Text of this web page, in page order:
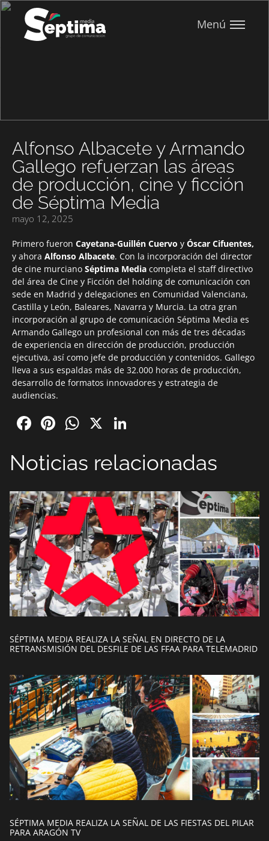
Alfonso Albacete y Armando
Gallego refuerzan las áreas
de producción, cine y ficción
de Séptima Media
mayo 12, 2025
Primero fueron Cayetana-Guillén Cuervo y Óscar Cifuentes,
y ahora Alfonso Albacete. Con la incorporación del director
de cine murciano Séptima Media completa el staff directivo
del área de Cine y Ficción del holding de comunicación con
sede en Madrid y delegaciones en Comunidad Valenciana,
Castilla y León, Baleares, Navarra y Murcia. La otra gran
incorporación al grupo de comunicación Séptima Media es
Armando Gallego un profesional con más de tres décadas
de experiencia en dirección de producción, producción
ejecutiva, así como jefe de producción y contenidos. Gallego
lleva a sus espaldas más de 32.000 horas de producción,
desarrollo de formatos innovadores y estrategia de
audiencias.
Facebook
Pinterest
WhatsApp
X
Noticias relacionadas
SÉPTIMA MEDIA REALIZA LA SEÑAL EN DIRECTO DE LA
RETRANSMISIÓN DEL DESFILE DE LAS FFAA PARA TELEMADRID
SÉPTIMA MEDIA REALIZA LA SEÑAL DE LAS FIESTAS DEL PILAR
PARA ARAGÓN TV
Menú